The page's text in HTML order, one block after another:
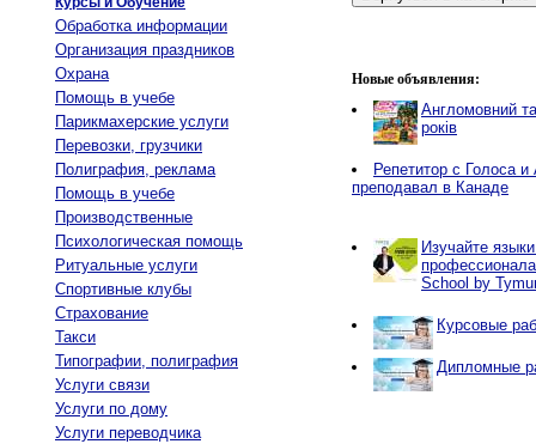
Обработка информации
Организация праздников
Охрана
Помощь в учебе
Парикмахерские услуги
Перевозки, грузчики
Полиграфия, реклама
Помощь в учебе
Производственные
Психологическая помощь
Ритуальные услуги
Спортивные клубы
Страхование
Такси
Типографии, полиграфия
Услуги связи
Услуги по дому
Услуги переводчика
Новые объявления:
Англомовний
років
Репетитор с Голоса и
преподавал в Канаде
Изучайте
School by
Курсовые
Дипломные